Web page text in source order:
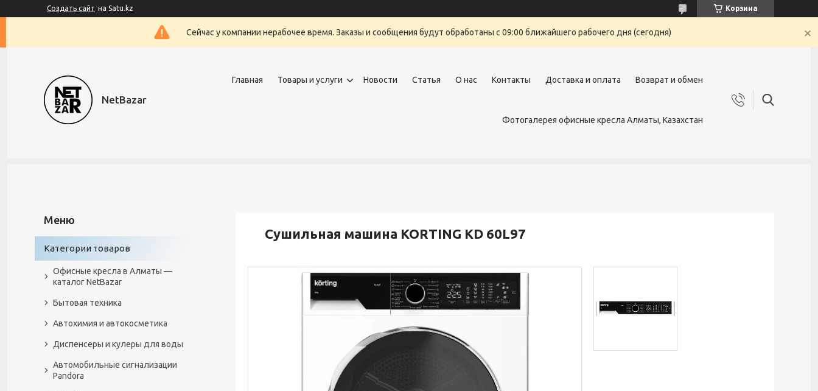
Создать сайт на Satu.kz Корзина
Сейчас у компании нерабочее время. Заказы и сообщения будут обработаны с 09:00 ближайшего рабочего дня (сегодня)
NetBazar
Главная Товары и услуги Новости Статья О нас Контакты Доставка и оплата Возврат и обмен
Фотогалерея офисные кресла Алматы, Казахстан
Сушильная машина KORTING KD 60L97
Категории товаров
Офисные кресла в Алматы —
каталог NetBazar
Бытовая техника
Автохимия и автокосметика
Диспенсеры и кулеры для воды
Автомобильные сигнализации
Pandora